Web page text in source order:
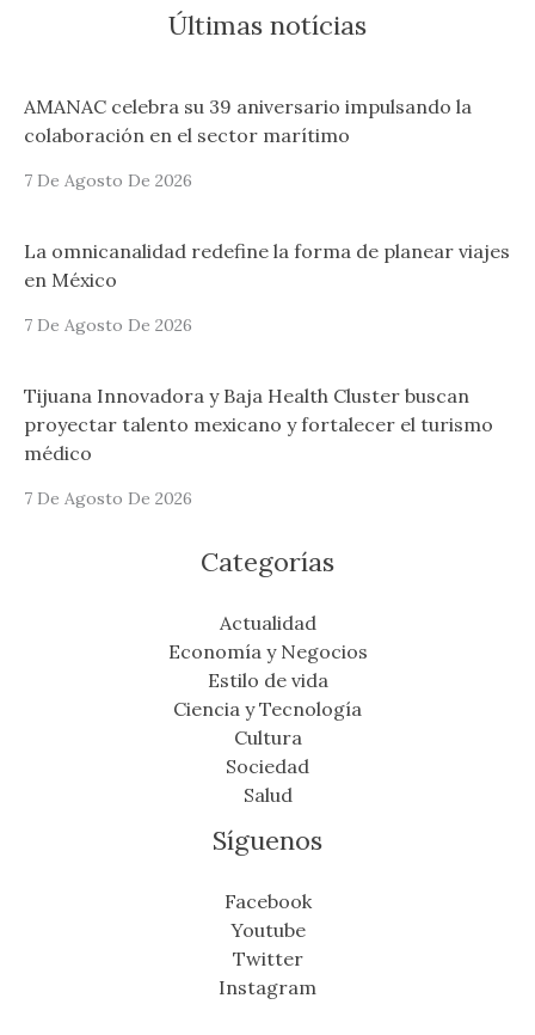
Últimas notícias
AMANAC celebra su 39 aniversario impulsando la
colaboración en el sector marítimo
7 De Agosto De 2026
La omnicanalidad redefine la forma de planear viajes
en México
7 De Agosto De 2026
Tijuana Innovadora y Baja Health Cluster buscan
proyectar talento mexicano y fortalecer el turismo
médico
7 De Agosto De 2026
Categorías
Actualidad
Economía y Negocios
Estilo de vida
Ciencia y Tecnología
Cultura
Sociedad
Salud
Síguenos
Facebook
Youtube
Twitter
Instagram